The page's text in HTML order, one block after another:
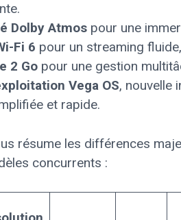
Dolby Atmos pour une
Fi 6 pour un streaming
2 Go pour une gestion
Vega OS, nouvelle
et rapide.
résume les différences
concurrents :